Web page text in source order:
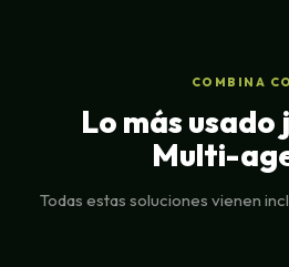
COMBINA
Lo más
Multi-
Todas estas soluciones vienen